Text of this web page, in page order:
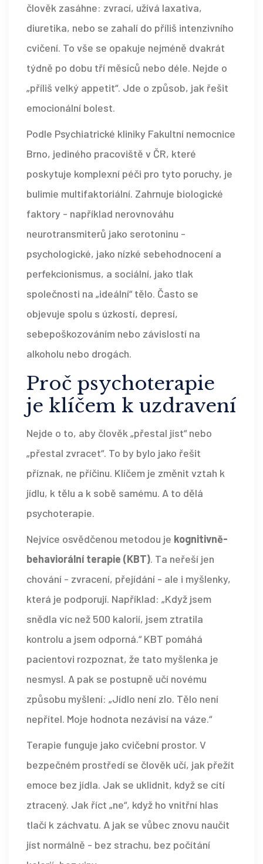
člověk zasáhne: zvrací, užívá laxativa,
diuretika, nebo se zahalí do příliš intenzivního
cvičení. To vše se opakuje nejméně dvakrát
týdně po dobu tří měsíců nebo déle. Nejde o
„příliš velký appetit“. Jde o způsob, jak řešit
emocionální bolest.
Podle Psychiatrické kliniky Fakultní nemocnice
Brno, jediného pracoviště v ČR, které
poskytuje komplexní péči pro tyto poruchy, je
bulimie multifaktoriální. Zahrnuje biologické
faktory - například nerovnováhu
neurotransmiterů jako serotoninu -
psychologické, jako nízké sebehodnocení a
perfekcionismus, a sociální, jako tlak
společnosti na „ideální“ tělo. Často se
objevuje spolu s úzkostí, depresí,
sebepoškozováním nebo závislostí na
alkoholu nebo drogách.
Proč psychoterapie
je klíčem k uzdravení
Nejde o to, aby člověk „přestal jíst“ nebo
„přestal zvracet“. To by bylo jako řešit
příznak, ne příčinu. Klíčem je změnit vztah k
jídlu, k tělu a k sobě samému. A to dělá
psychoterapie.
Nejvíce osvědčenou metodou je kognitivně-
behaviorální terapie (KBT). Ta neřeší jen
chování - zvracení, přejídání - ale i myšlenky,
která je podporují. Například: „Když jsem
snědla víc než 500 kalorií, jsem ztratila
kontrolu a jsem odporná.“ KBT pomáhá
pacientovi rozpoznat, že tato myšlenka je
nesmysl. A pak se postupně učí novému
způsobu myšlení: „Jídlo není zlo. Tělo není
nepřítel. Moje hodnota nezávisí na váze.“
Terapie funguje jako cvičební prostor. V
bezpečném prostředí se člověk učí, jak přežít
emoce bez jídla. Jak se uklidnit, když se cítí
ztracený. Jak říct „ne“, když ho vnitřní hlas
tlačí k záchvatu. A jak se vůbec znovu naučit
jíst normálně - bez strachu, bez počítání